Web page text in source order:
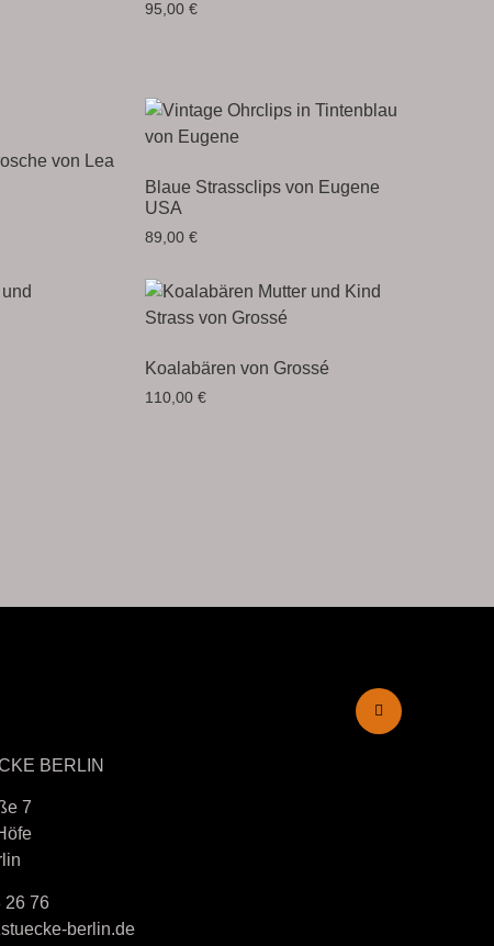
95,00€
von Lea
Blaue Strassclips von Eugene
USA
89,00€
Koalabären von Grossé
110,00€
BERLIN
7
26 76
berlin.de